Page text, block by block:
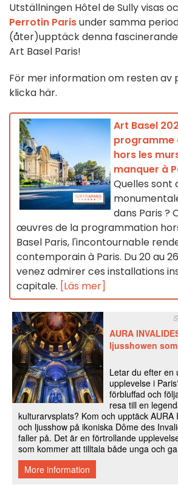
Utställningen Hôtel de Sully visas
Perrotin Parisunder samma
(åter)upptäck denna
Art Basel Paris!
För mer information om resten av
klicka här.
Art Basel
programme
hors les
manquer à
Quelles sont
dans Paris ?
œuvres de la programmation
Basel Paris, l'incontournable
contemporain à Paris. Du 20 au
venez admirer ces installations
capitale. [Läs mer]